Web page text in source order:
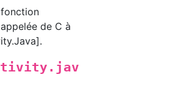
de C à